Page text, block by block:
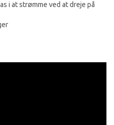
i at strømme ved at dreje på